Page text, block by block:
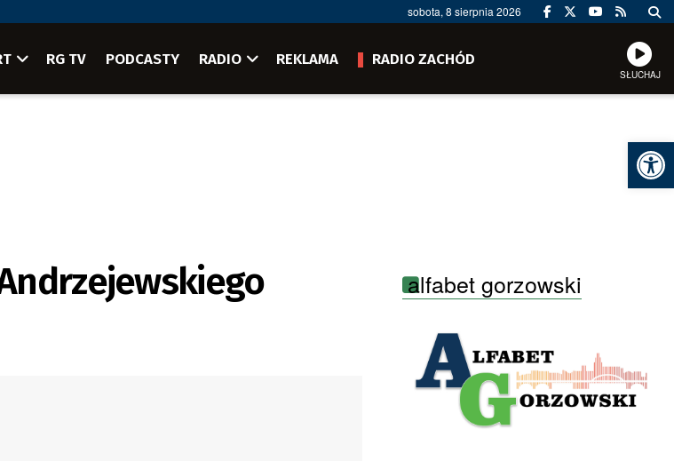
sobota, 8 sierpnia 2026
RG TV PODCASTY RADIO REKLAMA RADIO ZACHÓD
SŁUCHAJ
alfabet gorzowski